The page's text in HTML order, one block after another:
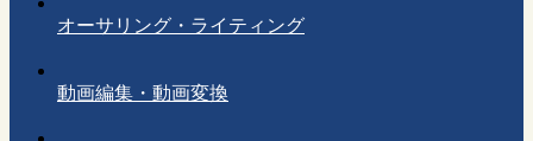
オーサリング・ライティング
動画編集・動画変換